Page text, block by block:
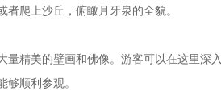
爬上沙丘，俯瞰月牙泉的全貌。
精美的壁画和佛像。游客可以在这里深
顺利参观。